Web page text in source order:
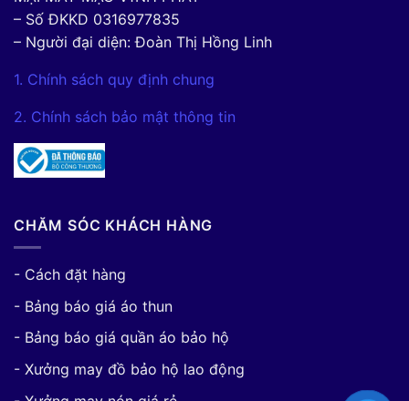
– Số ĐKKD 0316977835
– Người đại diện: Đoàn Thị Hồng Linh
1. Chính sách quy định chung
2. Chính sách bảo mật thông tin
CHĂM SÓC KHÁCH HÀNG
- Cách đặt hàng
- Bảng báo giá áo thun
- Bảng báo giá quần áo bảo hộ
- Xưởng may đồ bảo hộ lao động